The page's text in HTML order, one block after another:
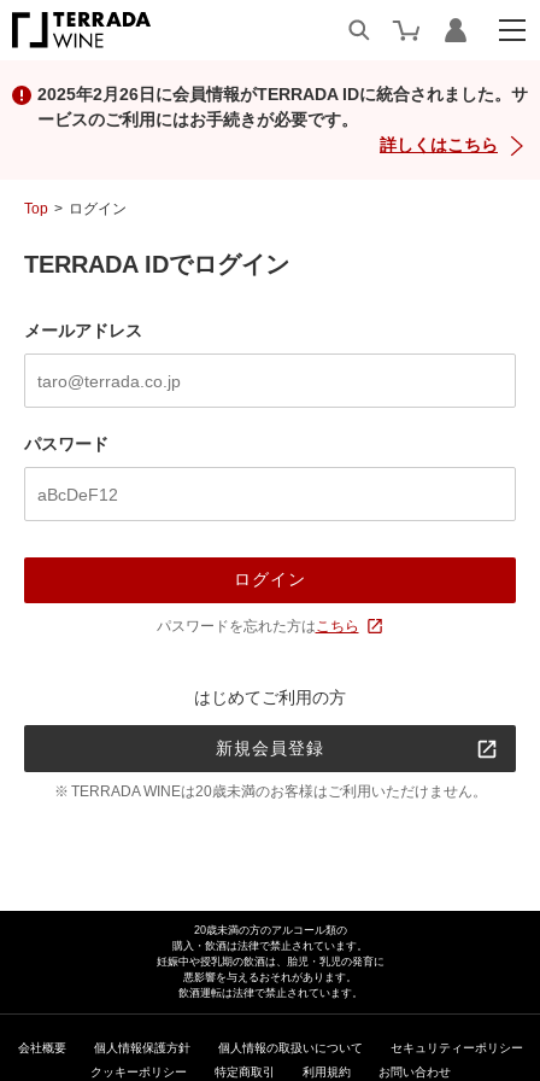
2025年2月26日に会員情報がTERRADA IDに統合されました。サ
ービスのご利用にはお手続きが必要です。
詳しくはこちら
Top ログイン
TERRADA IDでログイン
メールアドレス
パスワード
ログイン
パスワードを忘れた方はこちら
はじめてご利用の方
新規会員登録
TERRADA WINEは20歳未満のお客様はご利用いただけません。
20歳未満の方のアルコール類の
購入・飲酒は法律で禁止されています。
妊娠中や授乳期の飲酒は、胎児・乳児の発育に
悪影響を与えるおそれがあります。
飲酒運転は法律で禁止されています。
会社概要 個人情報保護方針 個人情報の取扱いについて
セキュリティーポリシー
クッキーポリシー
特定商取引 利用規約 お問い合わせ